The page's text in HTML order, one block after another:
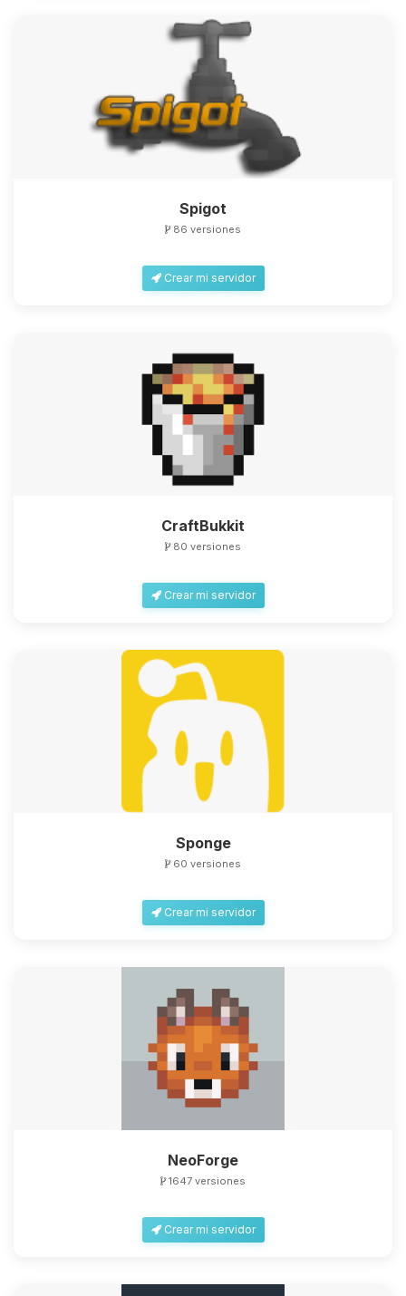
Spigot
86 versiones
Crear mi servidor
CraftBukkit
80 versiones
Crear mi servidor
Sponge
60 versiones
Crear mi servidor
NeoForge
1647 versiones
Crear mi servidor